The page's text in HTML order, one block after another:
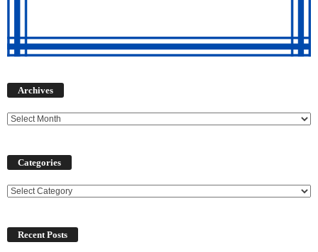
Archives
Categories
Categories
Recent Posts